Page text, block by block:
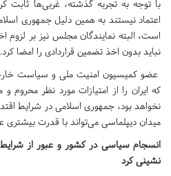
با توجه به تجربه گذشته، غربی‌ها ثابت
اعتماد نیستند به همین دلیل جمهوری
است، البته نمایندگان مجلس نیز بر
نباید بدون اخذ تضمین قراردادی را امضا کرد.
عضو کمیسیون امنیت ملی و سیاست
که ایران را از امتیازات مورد نظر محروم
نخواهد بود، جمهوری اسلامی در شرایط
میدان دیپلماسی می‌تواند با قدرت بیشتری
انسجام سیاسی در کشور و عبور از شرایط
نشینی کرد